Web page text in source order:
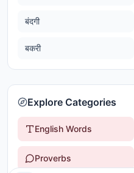
बंदगी
बकरी
Explore Categories
English Words
Proverbs